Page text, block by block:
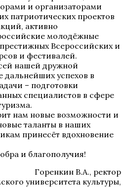
и организаторами
патриотических проектов
активно
молодёжные
Всероссийских и
и фестивалей.
нашей дружной
дальнейших успехов в
– подготовки
специалистов в сфере
нам новые возможности и
таланты в наших
принесёт вдохновение
и благополучия!
Горенкин В.А., ректор
университета культуры,